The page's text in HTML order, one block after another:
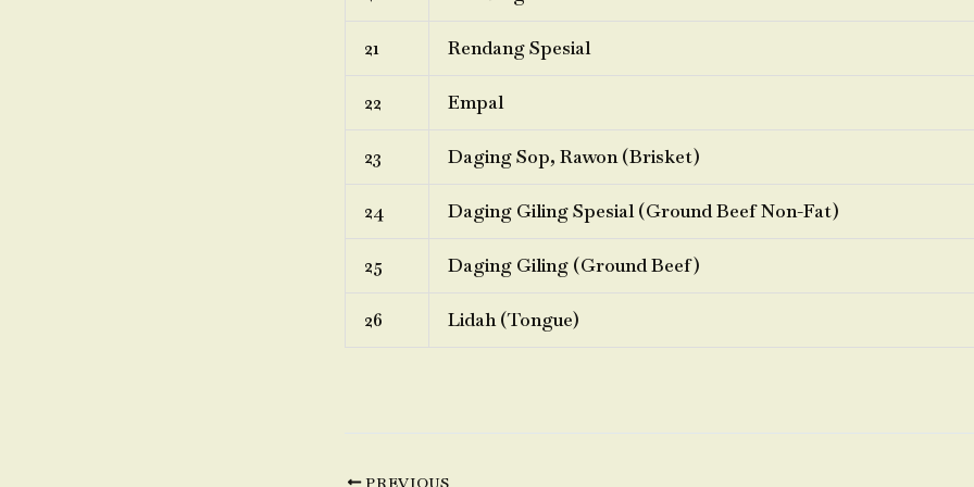
21 Rendang Spesial
22 Empal
23 Daging Sop, Rawon (Brisket)
24 Daging Giling Spesial (Ground Beef Non-Fat)
25 Daging Giling (Ground Beef)
26 Lidah (Tongue)
PREVIOUS